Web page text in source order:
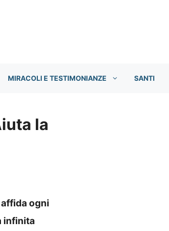
MIRACOLI E TESTIMONIANZE SANTI
la
ogni
infinita